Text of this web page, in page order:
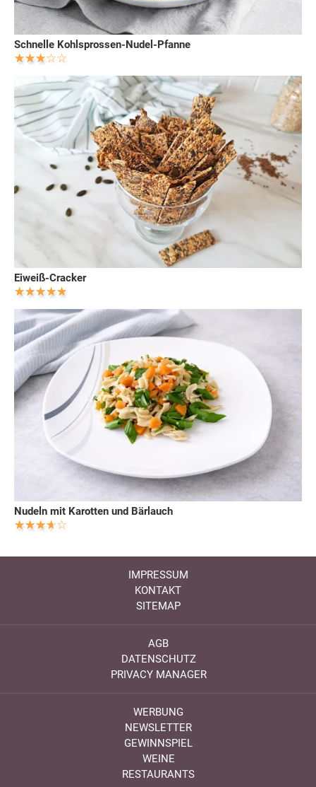
Schnelle Kohlsprossen-Nudel-Pfanne
Eiweiß-Cracker
Nudeln mit Karotten und Bärlauch
IMPRESSUM
KONTAKT
SITEMAP
AGB
DATENSCHUTZ
PRIVACY MANAGER
WERBUNG
NEWSLETTER
GEWINNSPIEL
WEINE
RESTAURANTS